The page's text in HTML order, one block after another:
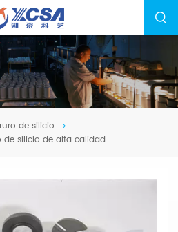
de silicio
de silicio de alta calidad